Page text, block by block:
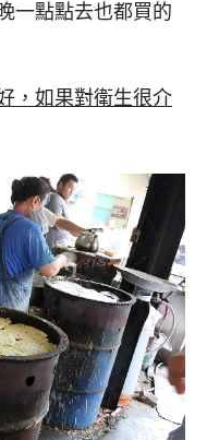
一點點去也都買的
，如果對衛生很介